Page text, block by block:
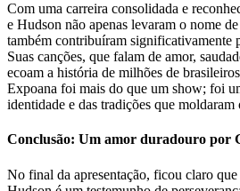
Com uma carreira consolidada e
e Hudson não apenas levaram o nome
também contribuíram significativamente
Suas canções, que falam de amor,
ecoam a história de milhões de
Expoana foi mais do que um show; foi
identidade e das tradições que moldaram
Conclusão: Um amor duradouro por
No final da apresentação, ficou claro